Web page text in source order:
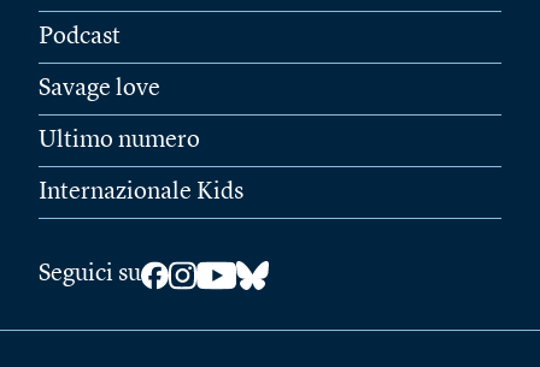
Podcast
Savage love
Ultimo numero
Internazionale Kids
Seguici su